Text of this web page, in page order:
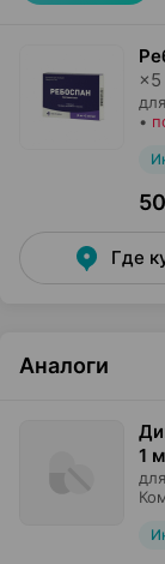
×5
•
Где
Аналоги
1